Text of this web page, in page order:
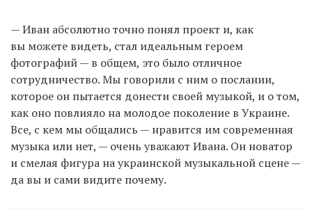
— Иван абсолютно точно понял проект и, как
вы можете видеть, стал идеальным героем
фотографий — в общем, это было отличное
сотрудничество. Мы говорили с ним о послании,
которое он пытается донести своей музыкой, и о том,
как оно повлияло на молодое поколение в Украине.
Все, с кем мы общались — нравится им современная
музыка или нет, — очень уважают Ивана. Он новатор
и смелая фигура на украинской музыкальной сцене —
да вы и сами видите почему.